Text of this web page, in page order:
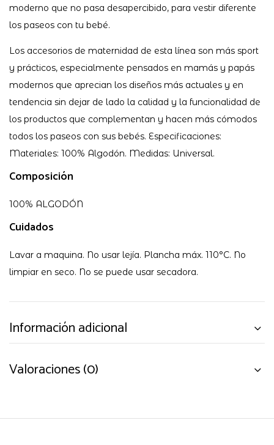
moderno que no pasa desapercibido, para vestir diferente
los paseos con tu bebé.
Los accesorios de maternidad de esta línea son más sport
y prácticos, especialmente pensados en mamás y papás
modernos que aprecian los diseños más actuales y en
tendencia sin dejar de lado la calidad y la funcionalidad de
los productos que complementan y hacen más cómodos
todos los paseos con sus bebés. Especificaciones:
Materiales: 100% Algodón. Medidas: Universal.
Composición
100% ALGODÓN
Cuidados
Lavar a maquina. No usar lejía. Plancha máx. 110°C. No
limpiar en seco. No se puede usar secadora.
Información adicional
Valoraciones (0)